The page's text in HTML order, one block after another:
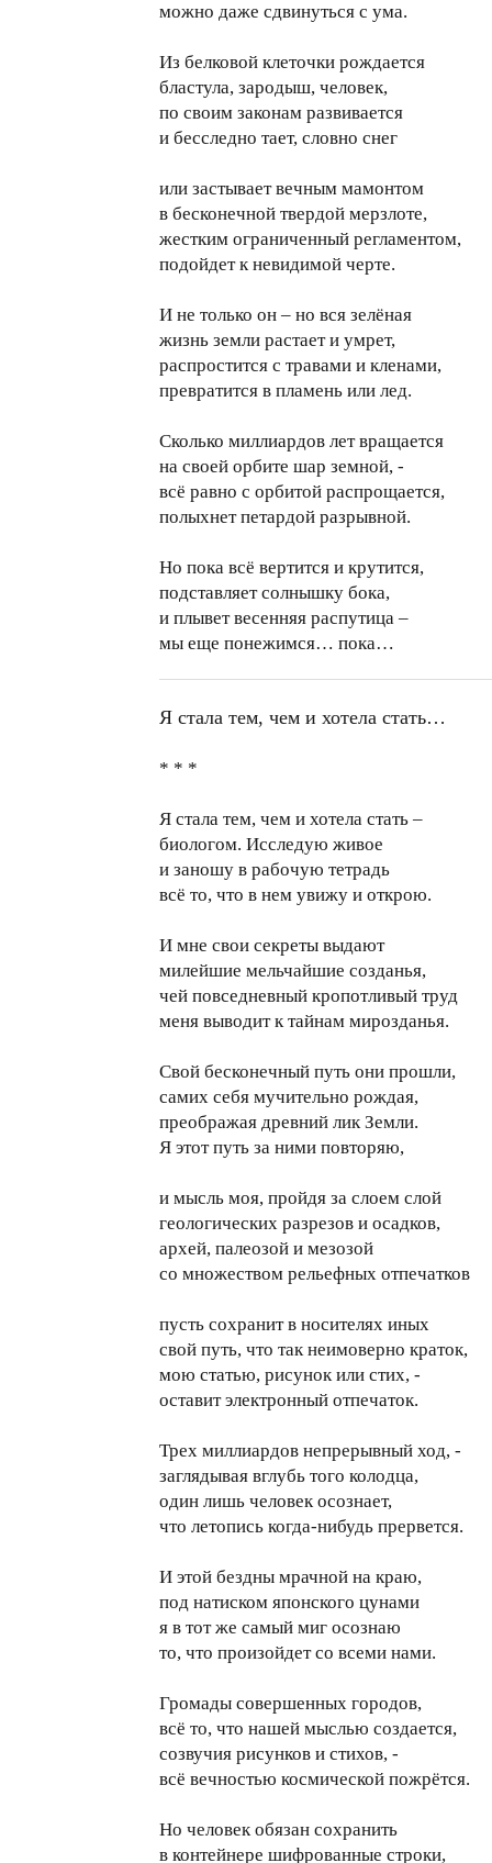
можно даже сдвинуться с ума.
Из белковой клеточки рождается
бластула, зародыш, человек,
по своим законам развивается
и бесследно тает, словно снег
или застывает вечным мамонтом
в бесконечной твердой мерзлоте,
жестким ограниченный регламентом,
подойдет к невидимой черте.
И не только он – но вся зелёная
жизнь земли растает и умрет,
распростится с травами и кленами,
превратится в пламень или лед.
Сколько миллиардов лет вращается
на своей орбите шар земной, -
всё равно с орбитой распрощается,
полыхнет петардой разрывной.
Но пока всё вертится и крутится,
подставляет солнышку бока,
и плывет весенняя распутица –
мы еще понежимся… пока…
Я стала тем, чем и хотела стать…
* * *
Я стала тем, чем и хотела стать –
биологом. Исследую живое
и заношу в рабочую тетрадь
всё то, что в нем увижу и открою.
И мне свои секреты выдают
милейшие мельчайшие созданья,
чей повседневный кропотливый труд
меня выводит к тайнам мирозданья.
Свой бесконечный путь они прошли,
самих себя мучительно рождая,
преображая древний лик Земли.
Я этот путь за ними повторяю,
и мысль моя, пройдя за слоем слой
геологических разрезов и осадков,
архей, палеозой и мезозой
со множеством рельефных отпечатков
пусть сохранит в носителях иных
свой путь, что так неимоверно краток,
мою статью, рисунок или стих, -
оставит электронный отпечаток.
Трех миллиардов непрерывный ход, -
заглядывая вглубь того колодца,
один лишь человек осознает,
что летопись когда-нибудь прервется.
И этой бездны мрачной на краю,
под натиском японского цунами
я в тот же самый миг осознаю
то, что произойдет со всеми нами.
Громады совершенных городов,
всё то, что нашей мыслью создается,
созвучия рисунков и стихов, -
всё вечностью космической пожрётся.
Но человек обязан сохранить
в контейнере шифрованные строки,